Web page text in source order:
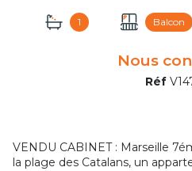
1 Balcon
Nous
Réf
VENDU CABINET : Marseille
la plage des Catalans, un